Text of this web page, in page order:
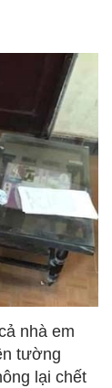
nhà em
tường
lại chết